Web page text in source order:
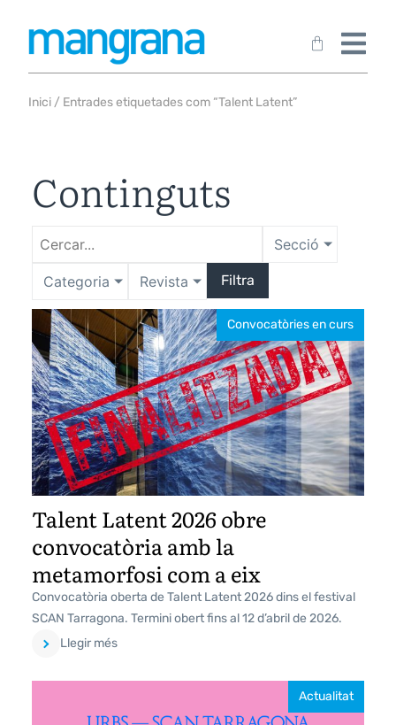
Inici / Entrades etiquetades com “Talent Latent”
Continguts
Secció
Categoria Revista Filtra
Convocatòries en curs
Talent Latent 2026 obre
convocatòria amb la
metamorfosi com a eix
Convocatòria oberta de Talent Latent 2026 dins el festival
SCAN Tarragona. Termini obert fins al 12 d’abril de 2026.
Llegir més
Actualitat